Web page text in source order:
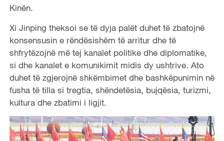
Kinën.
Xi Jinping theksoi se të dyja palët duhet të zbatojnë
konsensusin e rëndësishëm të arritur dhe të
shfrytëzojnë më tej kanalet politike dhe diplomatike,
si dhe kanalet e komunikimit midis dy ushtrive. Ato
duhet të zgjerojnë shkëmbimet dhe bashkëpunimin në
fusha të tilla si tregtia, shëndetësia, bujqësia, turizmi,
kultura dhe zbatimi i ligjit.